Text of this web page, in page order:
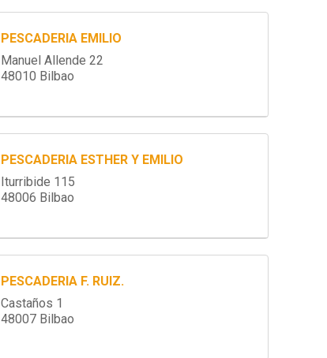
PESCADERIA EMILIO
Manuel Allende 22
48010 Bilbao
PESCADERIA ESTHER Y EMILIO
Iturribide 115
48006 Bilbao
PESCADERIA F. RUIZ.
Castaños 1
48007 Bilbao